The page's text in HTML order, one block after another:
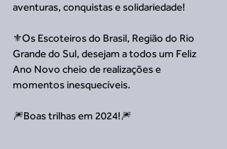
aventuras, conquistas e solidariedade!
⚜️Os Escoteiros do Brasil, Região do Rio
Grande do Sul, desejam a todos um Feliz
Ano Novo cheio de realizações e
momentos inesquecíveis.
🎆Boas trilhas em 2024!🎆